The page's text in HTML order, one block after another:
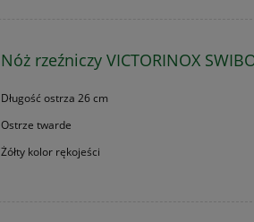
Nóż rzeźniczy VICTORINOX
Długość ostrza 26 cm
Ostrze twarde
Żółty kolor rękojeści